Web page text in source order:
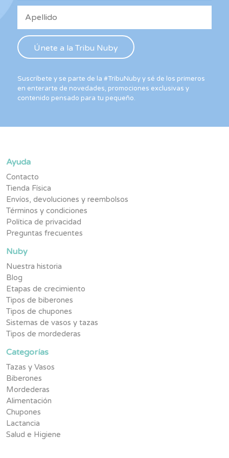
Suscríbete y se parte de la #TribuNuby y sé de los primeros
en enterarte de novedades, promociones exclusivas y
contenido pensado para tu pequeño.
Ayuda
Contacto
Tienda Física
Envíos, devoluciones y reembolsos
Términos y condiciones
Política de privacidad
Preguntas frecuentes
Nuby
Nuestra historia
Blog
Etapas de crecimiento
Tipos de biberones
Tipos de chupones
Sistemas de vasos y tazas
Tipos de mordederas
Categorías
Tazas y Vasos
Biberones
Mordederas
Alimentación
Chupones
Lactancia
Salud e Higiene